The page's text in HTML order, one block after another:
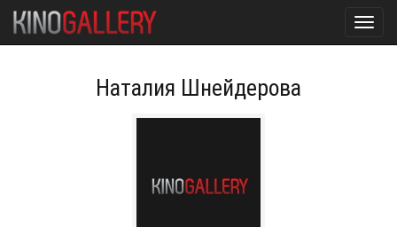
Наталия Шнейдерова